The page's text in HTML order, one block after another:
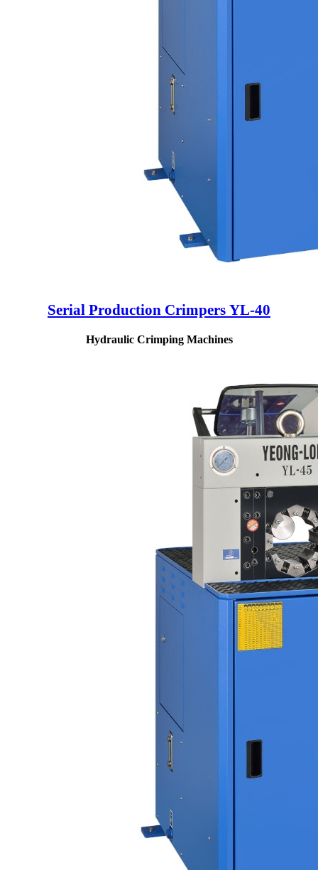
Serial Production Crimpers YL-40
Hydraulic Crimping Machines